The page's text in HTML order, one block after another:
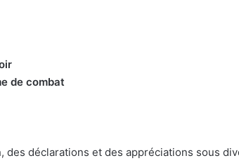
de combat
des déclarations et des appréciations sous